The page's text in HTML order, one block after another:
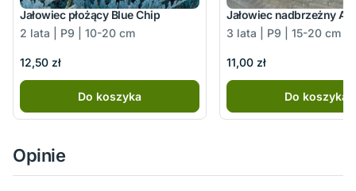
Jałowiec płożący Blue Chip
2 lata | P9 | 10-20 cm
12,50 zł
Do koszyka
Jałowiec nadbrzeżny
3 lata | P9 | 15-20 cm
11,00 zł
Do koszyka
Opinie